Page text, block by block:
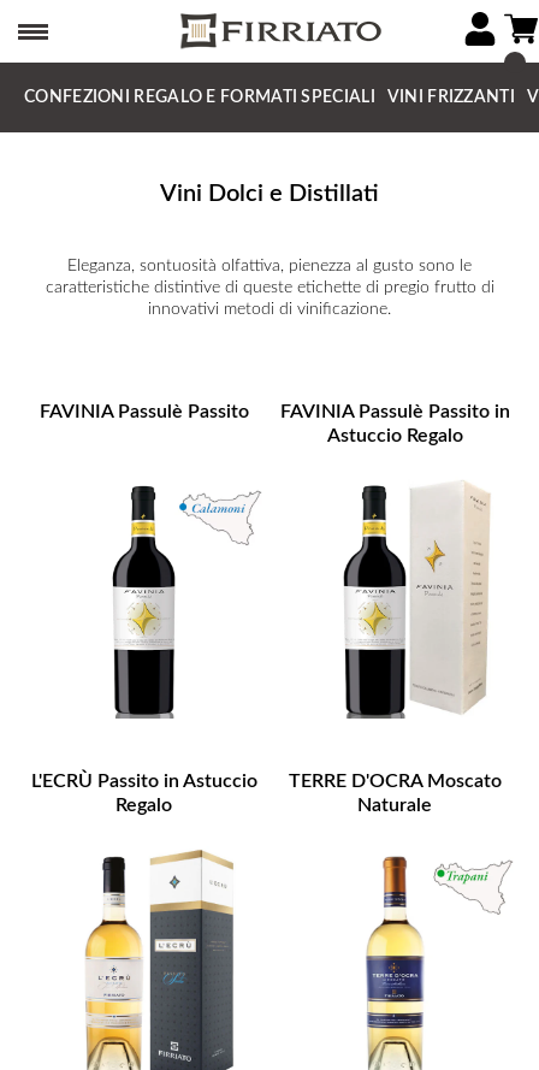
CONFEZIONI REGALO E FORMATI SPECIALI VINI FRIZZANTI
Vini Dolci e Distillati
Eleganza, sontuosità olfattiva, pienezza al gusto sono le
caratteristiche distintive di queste etichette di pregio frutto di
innovativi metodi di vinificazione.
FAVINIA Passulè Passito
FAVINIA Passulè Passito in
Astuccio Regalo
L'ECRÙ Passito in Astuccio
Regalo
TERRE D'OCRA Moscato
Naturale